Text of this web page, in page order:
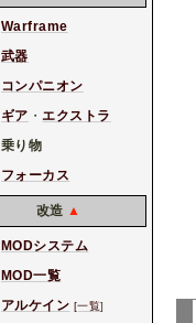
Warframe
武器
コンパニオン
ギア ・ エクストラ
乗り物
フォーカス
改造 ▲
MODシステム
MOD一覧
アルケイン [一覧]